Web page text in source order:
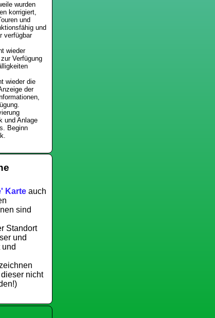
wurden
korrigiert,
und
und
verfügbar
wieder
Verfügung
wieder die
der
und Anlage
Beginn
Karte auch
sind
Standort
und
und
nicht